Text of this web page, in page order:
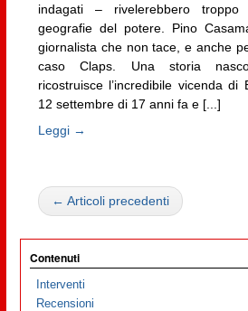
indagati – rivelerebbero troppo
geografie del potere. Pino
giornalista che non tace, e anche
caso Claps. Una storia
ricostruisce l’incredibile vicenda di
12 settembre di 17 anni fa e [...]
Leggi →
← Articoli precedenti
Contenuti
Interventi
Recensioni